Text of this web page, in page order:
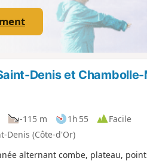
Denis et
-115 m 1h 55
Facile
Denis (Côte-d'Or)
alternant combe, plateau,